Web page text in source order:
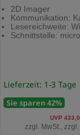
2D Imager
Kommunikation:
Lesereichweite:
Schnittstelle:
Lieferzeit: 1-3 Tage
Sie sparen 42%
UVP
zzgl. MwSt., zzgl.